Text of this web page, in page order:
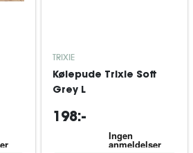
TRIXIE
Kølepude Trixie Soft
Grey L
198:-